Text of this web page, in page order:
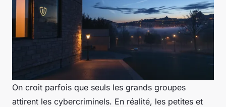
On croit parfois que seuls les grands groupes
attirent les cybercriminels. En réalité, les petites et